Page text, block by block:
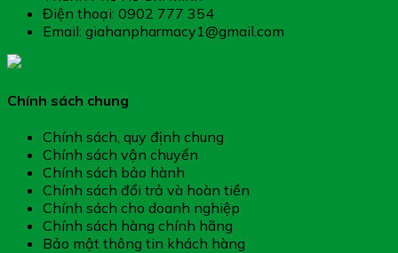
Điện thoại: 0902 777 354
Email: giahanpharmacy1@gmail.com
Chính sách chung
Chính sách, quy định chung
Chính sách vận chuyển
Chính sách bảo hành
Chính sách đổi trả và hoàn tiền
Chính sách cho doanh nghiệp
Chính sách hàng chính hãng
Bảo mật thông tin khách hàng